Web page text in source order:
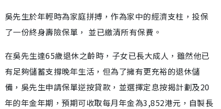
吳先生於年輕時為家庭拼搏，作為家中的經濟支柱，投保
了一份終身壽險保單， 並已繳清所有保費。
在吳先生達65歲退休之齡時，子女已長大成人，雖然他已
有足夠儲蓄支撐晚年生活，但為了擁有更充裕的退休儲
備，吳先生申請保單逆按貸款，並選擇定息按揭計劃及20
年的年金年期，預期可收取每月年金為3,852港元，自製長